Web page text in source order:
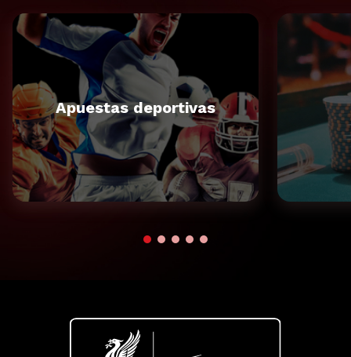
Apuestas deportivas